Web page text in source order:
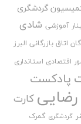
گردشگری
آموزشی شادی
اتاق بازرگانی البرز
اقتصادی استانداری
پادکست
کارت
گردشگری گمرک